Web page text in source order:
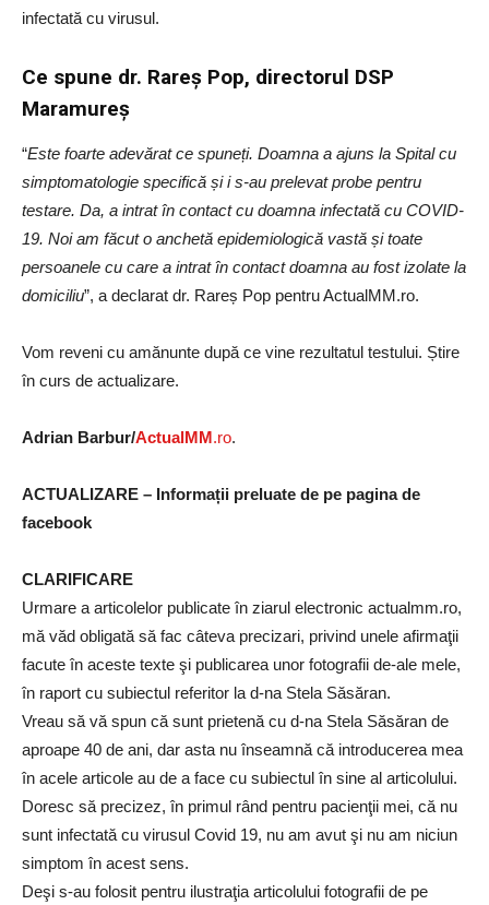
infectată cu virusul.
Ce spune dr. Rareș Pop, directorul DSP
Maramureș
“Este foarte adevărat ce spuneți. Doamna a ajuns la Spital cu
simptomatologie specifică și i s-au prelevat probe pentru
testare. Da, a intrat în contact cu doamna infectată cu COVID-
19. Noi am făcut o anchetă epidemiologică vastă și toate
persoanele cu care a intrat în contact doamna au fost izolate la
domiciliu”, a declarat dr. Rareș Pop pentru ActualMM.ro.
Vom reveni cu amănunte după ce vine rezultatul testului. Știre
în curs de actualizare.
Adrian Barbur/ActualMM.ro.
ACTUALIZARE – Informații preluate de pe pagina de
facebook
CLARIFICARE
Urmare a articolelor publicate în ziarul electronic actualmm.ro,
mă văd obligată să fac câteva precizari, privind unele afirmaţii
facute în aceste texte şi publicarea unor fotografii de-ale mele,
în raport cu subiectul referitor la d-na Stela Săsăran.
Vreau să vă spun că sunt prietenă cu d-na Stela Săsăran de
aproape 40 de ani, dar asta nu înseamnă că introducerea mea
în acele articole au de a face cu subiectul în sine al articolului.
Doresc să precizez, în primul rând pentru pacienţii mei, că nu
sunt infectată cu virusul Covid 19, nu am avut şi nu am niciun
simptom în acest sens.
Deşi s-au folosit pentru ilustraţia articolului fotografii de pe